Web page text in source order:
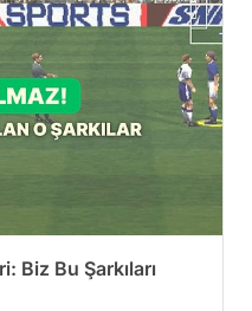
Biz Bu Şarkıları